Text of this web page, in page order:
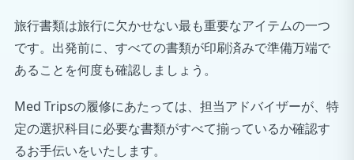
旅行書類は旅行に欠かせない最も重要なアイテムの一つ
です。出発前に、すべての書類が印刷済みで準備万端で
あることを何度も確認しましょう。
Med Tripsの履修にあたっては、担当アドバイザーが、特
定の選択科目に必要な書類がすべて揃っているか確認す
るお手伝いをいたします。